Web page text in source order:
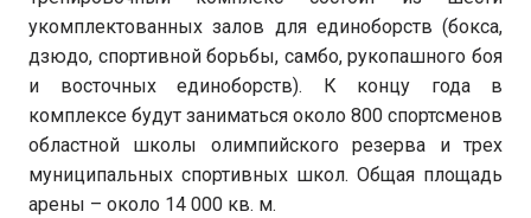
укомплектованных залов для единоборств (бокса,
дзюдо, спортивной борьбы, самбо, рукопашного боя
и восточных единоборств). К концу года в
комплексе будут заниматься около 800 спортсменов
областной школы олимпийского резерва и трех
муниципальных спортивных школ. Общая площадь
арены – около 14 000 кв. м.